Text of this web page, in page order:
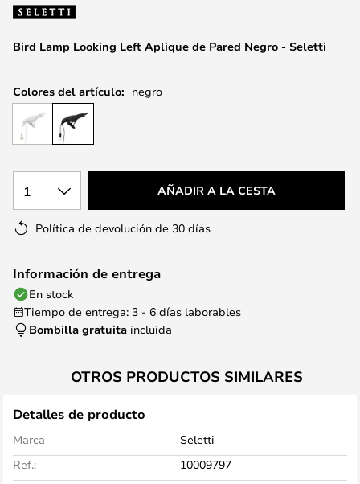
la
galería
deBird Lamp Looking Left Aplique de Pared Negro - Seletti
Colores del artículo: negro
1 AÑADIR A LA CESTA
Política de devolución de 30 días
Información de entrega
En stock
Tiempo de entrega: 3 - 6 días laborables
Bombilla gratuita incluida
OTROS PRODUCTOS SIMILARES
Detalles de producto
Marca
Seletti
Ref.:
10009797